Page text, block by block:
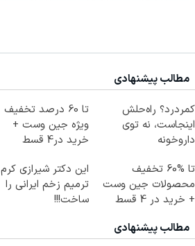
مطالب پیشنهادی
کمردرد؟ راه‌حلش
اینجاست، نه توی
داروخونه
تا 60 درصد تخفیف
ویژه جین وست +
خرید در4 قسط
تا %60 تخفیف
محصولات جین وست
+ خرید در 4 قسط
این دکتر شیرازی کرم
ترمیم زخم ایرانی را
ساخت!!!
مطالب پیشنهادی